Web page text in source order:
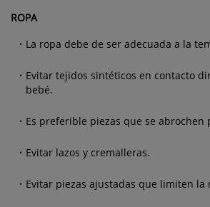
ROPA
La ropa debe de ser adecuada a la
Evitar tejidos sintéticos en contacto
bebé.
Es preferible piezas que se abrochen
Evitar lazos y cremalleras.
Evitar piezas ajustadas que limiten la